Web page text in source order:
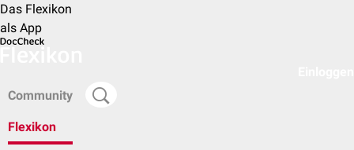
Das Flexikon
als App
Community
Flexikon